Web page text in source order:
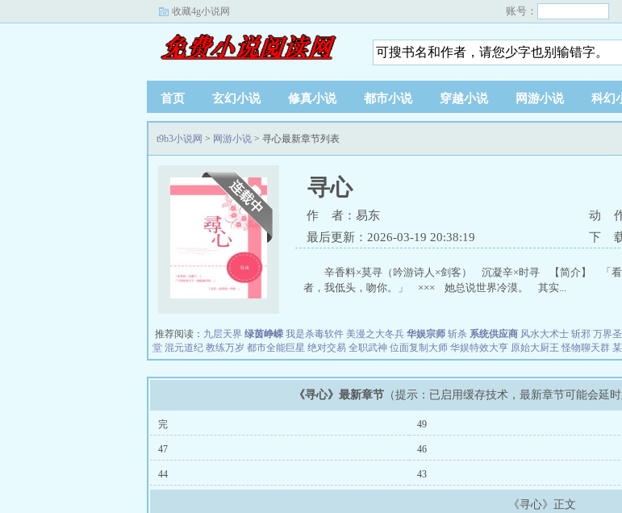
收藏4g小说网 账号：
首页 玄幻小说 修真小说 都市小说 穿越小说 网游小说 科幻
t9b3小说网 > 网游小说 > 寻心最新章节列表
寻心
作 者：易东 动 作
最后更新：2026-03-19 20:38:19
下 载
辛香料×莫寻（吟游诗人×剑客） 沉凝辛×时寻 【简介】 「
者，我低头，吻你。」 ××× 她总说世界冷漠。 其实...
推荐阅读： 九层天界 绿茵峥嵘 我是杀毒软件 美漫之大冬兵 华娱宗师 斩杀 系统供应商 风水大术士 斩邪 万界
堂 混元道纪 教练万岁 都市全能巨星 绝对交易 全职武神 位面复制大师 华娱特效大亨 原始大厨王 怪物聊天群
《寻心》最新章节 （提示：已启用缓存技术，最新章节可能会延
完 49
47 46
44 43
《寻心》正文